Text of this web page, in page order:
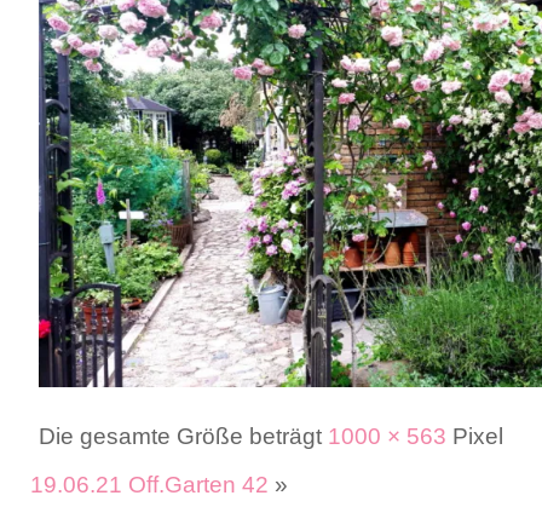
Die gesamte Größe beträgt 1000 × 563 Pixel
19.06.21 Off.Garten 42 »